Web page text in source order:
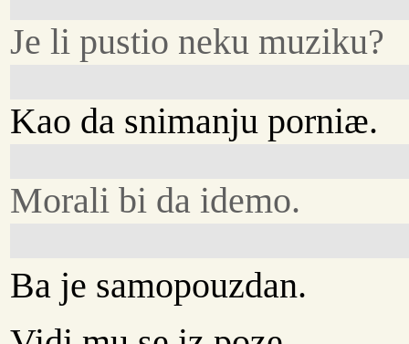
Je li pustio neku muziku?
Kao da snimanju porniæ.
Morali bi da idemo.
Ba je samopouzdan.